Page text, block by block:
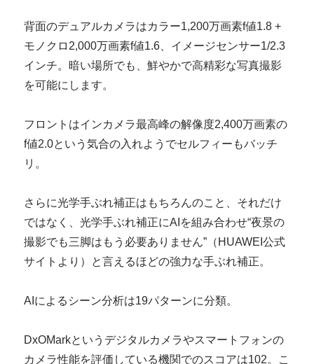
背面のデュアルカメラはカラー1,200万画素f値1.8 +
モノクロ2,000万画素f値1.6、イメージセンサー1/2.3
インチ。暗い場所でも、鮮やかで高精彩な写真撮影
を可能にします。
フロントはインカメラ最高峰の解像度2,400万画素の
f値2.0という気合の入れようでセルフィーもバッチ
リ。
さらに光学手ぶれ補正はもちろんのこと、それだけ
ではなく、光学手ぶれ補正にAIを組み合わせ“夜景の
撮影でも三脚はもう必要ありません”（HUAWEI公式
サイトより）と言えるほどの強力な手ぶれ補正。
AIによるシーン分析は19パターンに分類。
DxOMarkというデジタルカメラやスマートフォンの
カメラ性能を評価している機関でのスコアは102。こ